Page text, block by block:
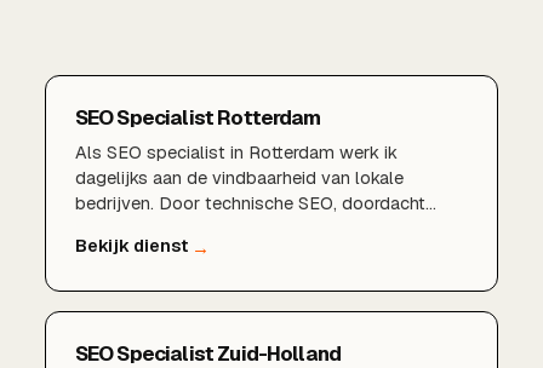
SEO Specialist Rotterdam
Als SEO specialist in Rotterdam werk ik
dagelijks aan de vindbaarheid van lokale
bedrijven. Door technische SEO, doordacht
Bedrijfsprofiel en lokale content te combineren,
SEO Specialist Zuid-Holland